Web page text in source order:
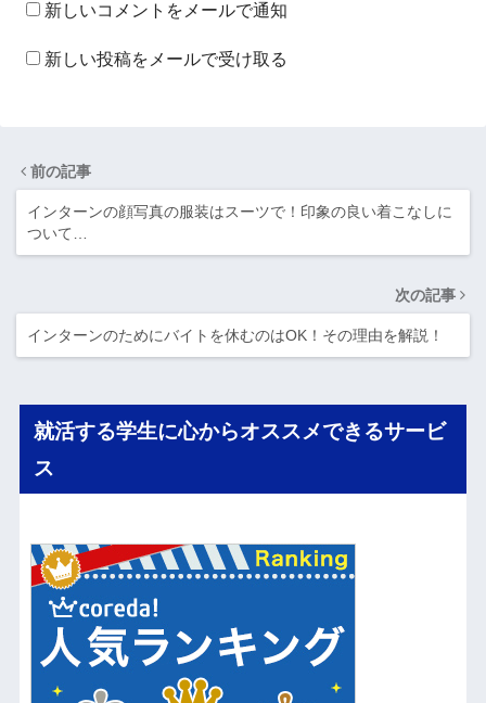
新しいコメントをメールで通知
新しい投稿をメールで受け取る
前の記事
インターンの顔写真の服装はスーツで！印象の良い着こなしに
ついて…
次の記事
インターンのためにバイトを休むのはOK！その理由を解説！
就活する学生に心からオススメできるサービ
ス